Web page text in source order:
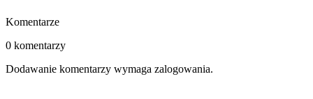
Komentarze
0 komentarzy
Dodawanie komentarzy wymaga zalogowania.